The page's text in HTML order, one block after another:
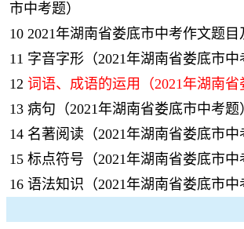
市中考题）
10 2021年湖南省娄底市中考作文题
11 字音字形（2021年湖南省娄底市中
12 词语、成语的运用（2021年湖南省
13 病句（2021年湖南省娄底市中考题
14 名著阅读（2021年湖南省娄底市中
15 标点符号（2021年湖南省娄底市中
16 语法知识（2021年湖南省娄底市中